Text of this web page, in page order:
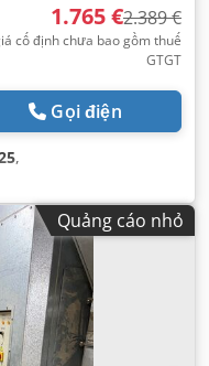
1.765 €2.389 €
cố định chưa bao gồm thuế
GTGT
Gọi điện
,
Quảng cáo nhỏ